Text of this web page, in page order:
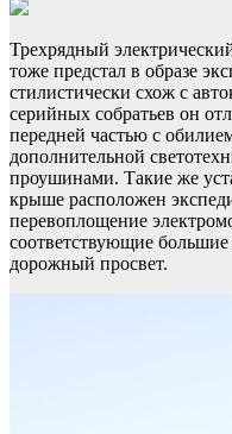
Трехрядный
тоже предстал в образе
стилистически схож с
серийных собратьев он
передней частью с
дополнительной
проушинами. Такие же
крыше расположен
перевоплощение
соответствующие
дорожный просвет.